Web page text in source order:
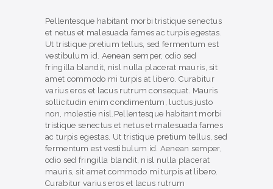
Pellentesque habitant morbi tristique senectus
et netus et malesuada fames ac turpis egestas.
Ut tristique pretium tellus, sed fermentum est
vestibulum id. Aenean semper, odio sed
fringilla blandit, nisl nulla placerat mauris, sit
amet commodo mi turpis at libero. Curabitur
varius eros et lacus rutrum consequat. Mauris
sollicitudin enim condimentum, luctus justo
non, molestie nisl.Pellentesque habitant morbi
tristique senectus et netus et malesuada fames
ac turpis egestas. Ut tristique pretium tellus, sed
fermentum est vestibulum id. Aenean semper,
odio sed fringilla blandit, nisl nulla placerat
mauris, sit amet commodo mi turpis at libero.
Curabitur varius eros et lacus rutrum